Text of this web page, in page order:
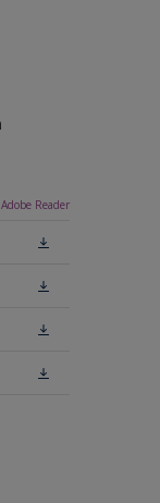
Reader